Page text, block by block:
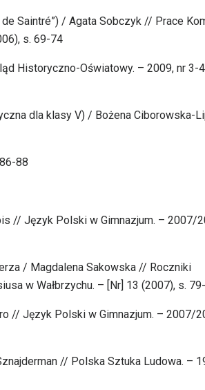
Saintré”) / Agata Sobczyk // Prace
s. 69-74
Historyczno-Oświatowy. – 2009, nr 3-
dla klasy V) / Bożena Ciborowska-
88
// Język Polski w Gimnazjum. – 2007/
/ Magdalena Sakowska // Roczniki
w Wałbrzychu. – [Nr] 13 (2007), s.
// Język Polski w Gimnazjum. – 2007/
// Polska Sztuka Ludowa. –